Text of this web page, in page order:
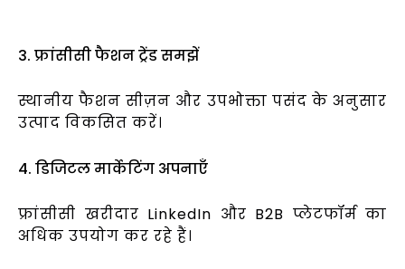
3. फ्रांसीसी फैशन ट्रेंड समझें
स्थानीय फैशन सीज़न और उपभोक्ता पसंद के अनुसार
उत्पाद विकसित करें।
4. डिजिटल मार्केटिंग अपनाएँ
फ्रांसीसी खरीदार LinkedIn और B2B प्लेटफॉर्म का
अधिक उपयोग कर रहे हैं।